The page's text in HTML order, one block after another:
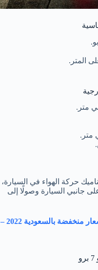
حركة الهواء في السيارة،
جانبي السيارة وصولًا إلى
بالتقسيط.. سيارات تويوتا بأسعار منخفضة بالسعودية 2022 –